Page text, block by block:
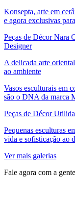
Konsepta, arte em
e agora exclusivas
Peças de Décor Nara
Designer
A delicada arte
ao ambiente
Vasos esculturais em
são o DNA da marca
Peças de Décor
Pequenas esculturas
vida e sofisticação ao
Ver mais galerias
Fale agora com a